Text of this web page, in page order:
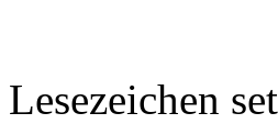
Lesezeichen